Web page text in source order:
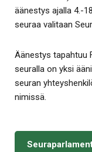
äänestys ajalla 4.-
seuraa valitaan
Äänestys tapahtuu
seuralla on yksi
seuran
nimissä.